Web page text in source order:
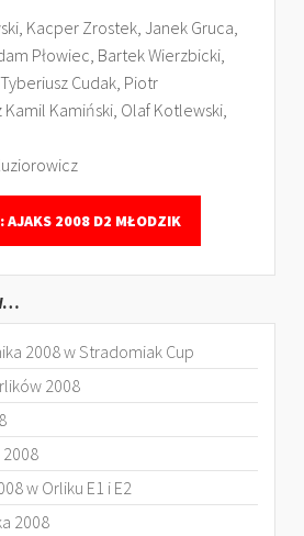
Kacper Zrostek, Janek Gruca,
Płowiec, Bartek Wierzbicki,
Cudak, Piotr
Kamiński, Olaf Kotlewski,
AJAKS 2008 D2 MŁODZIK
2008 w Stradomiak Cup
2008
w Orliku E1 i E2
2008